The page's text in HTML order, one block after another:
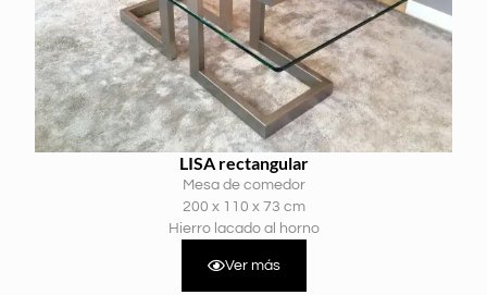
LISA rectangular
Mesa de comedor
200 x 110 x 73 cm
Hierro lacado al horno
Ver más